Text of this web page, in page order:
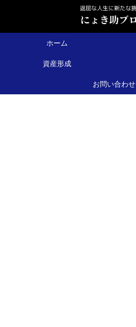
ホーム
資産形成
お問い合わせ